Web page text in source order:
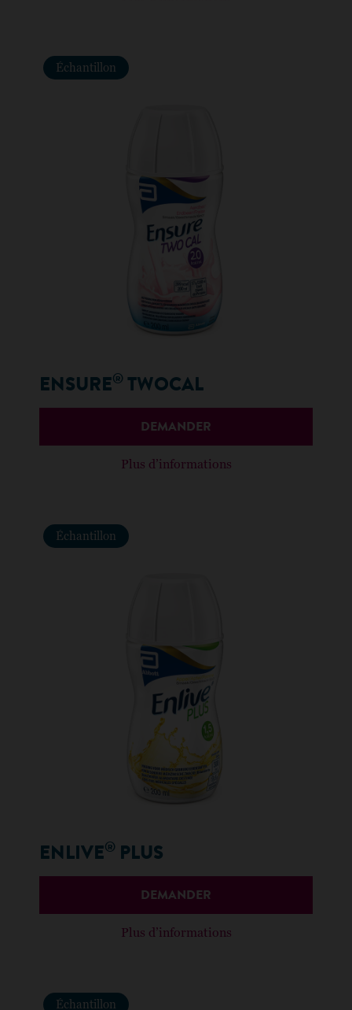
Échantillon
ENSURE® TWOCAL
DEMANDER
Plus d’informations
Échantillon
ENLIVE® PLUS
DEMANDER
Plus d’informations
Échantillon